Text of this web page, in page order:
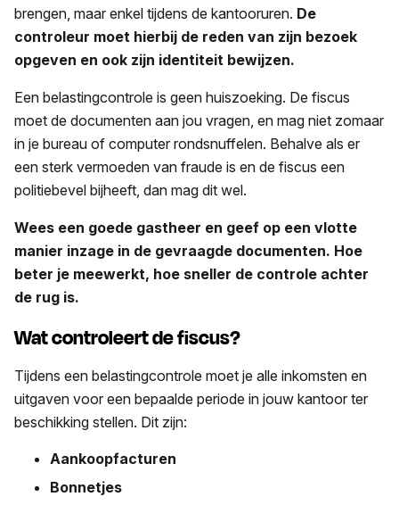
brengen, maar enkel tijdens de kantooruren. De
controleur moet hierbij de reden van zijn bezoek
opgeven en ook zijn identiteit bewijzen.
Een belastingcontrole is geen huiszoeking. De fiscus
moet de documenten aan jou vragen, en mag niet zomaar
in je bureau of computer rondsnuffelen. Behalve als er
een sterk vermoeden van fraude is en de fiscus een
politiebevel bijheeft, dan mag dit wel.
Wees een goede gastheer en geef op een vlotte
manier inzage in de gevraagde documenten. Hoe
beter je meewerkt, hoe sneller de controle achter
de rug is.
Wat controleert de fiscus?
Tijdens een belastingcontrole moet je alle inkomsten en
uitgaven voor een bepaalde periode in jouw kantoor ter
beschikking stellen. Dit zijn:
Aankoopfacturen
Bonnetjes